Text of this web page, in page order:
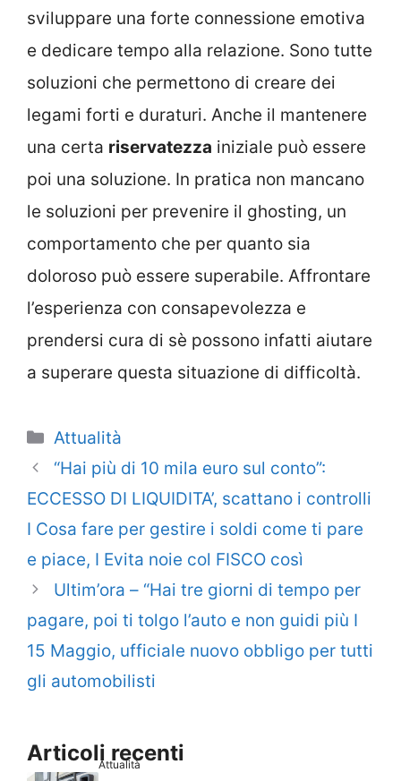
sviluppare una forte connessione emotiva
e dedicare tempo alla relazione. Sono tutte
soluzioni che permettono di creare dei
legami forti e duraturi. Anche il mantenere
una certa riservatezza iniziale può essere
poi una soluzione. In pratica non mancano
le soluzioni per prevenire il ghosting, un
comportamento che per quanto sia
doloroso può essere superabile. Affrontare
l’esperienza con consapevolezza e
prendersi cura di sè possono infatti aiutare
a superare questa situazione di difficoltà.
Categorie
Attualità
“Hai più di 10 mila euro sul conto”:
ECCESSO DI LIQUIDITA’, scattano i controlli
I Cosa fare per gestire i soldi come ti pare
e piace, I Evita noie col FISCO così
Ultim’ora – “Hai tre giorni di tempo per
pagare, poi ti tolgo l’auto e non guidi più I
15 Maggio, ufficiale nuovo obbligo per tutti
gli automobilisti
Articoli recenti
Attualità